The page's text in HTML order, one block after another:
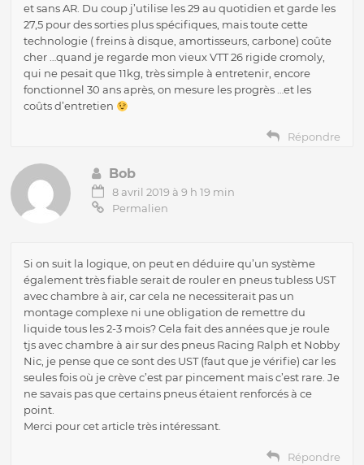
et sans AR. Du coup j’utilise les 29 au quotidien et garde les
27,5 pour des sorties plus spécifiques, mais toute cette
technologie ( freins à disque, amortisseurs, carbone) coûte
cher …quand je regarde mon vieux VTT 26 rigide cromoly,
qui ne pesait que 11kg, très simple à entretenir, encore
fonctionnel 30 ans après, on mesure les progrès …et les
coûts d’entretien
Répondre
Bob
8 avril 2019 à 9 h 19 min
Permalien
Si on suit la logique, on peut en déduire qu’un système
également très fiable serait de rouler en pneus tubless UST
avec chambre à air, car cela ne necessiterait pas un
montage complexe ni une obligation de remettre du
liquide tous les 2-3 mois? Cela fait des années que je roule
tjs avec chambre à air sur des pneus Racing Ralph et Nobby
Nic, je pense que ce sont des UST (faut que je vérifie) car les
seules fois où je crève c’est par pincement mais c’est rare. Je
ne savais pas que certains pneus étaient renforcés à ce
point.
Merci pour cet article très intéressant.
Répondre